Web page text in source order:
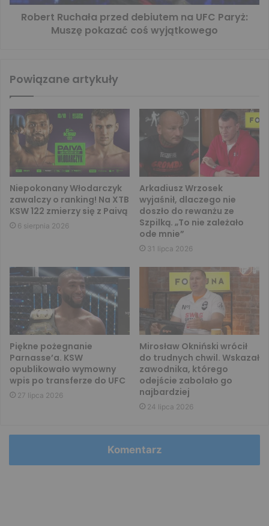
Robert Ruchała przed debiutem na UFC Paryż:
Muszę pokazać coś wyjątkowego
Powiązane artykuły
Niepokonany Włodarczyk
zawalczy o ranking! Na XTB
KSW 122 zmierzy się z Paivą
6 sierpnia 2026
Arkadiusz Wrzosek
wyjaśnił, dlaczego nie
doszło do rewanżu ze
Szpilką. „To nie zależało
ode mnie”
31 lipca 2026
Piękne pożegnanie
Parnasse’a. KSW
opublikowało wymowny
wpis po transferze do UFC
27 lipca 2026
Mirosław Okniński wrócił
do trudnych chwil. Wskazał
zawodnika, którego
odejście zabolało go
najbardziej
24 lipca 2026
Komentarz